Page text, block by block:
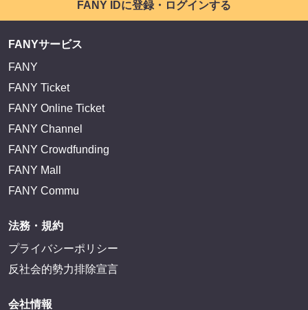
FANY IDに登録・ログインする
FANYサービス
FANY
FANY Ticket
FANY Online Ticket
FANY Channel
FANY Crowdfunding
FANY Mall
FANY Commu
法務・規約
プライバシーポリシー
反社会的勢力排除宣言
会社情報